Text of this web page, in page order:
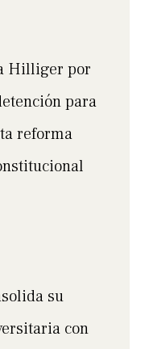
Hilliger por
para
reforma
su
con